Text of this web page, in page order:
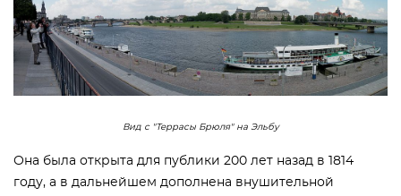
Вид с "Террасы Брюля" на Эльбу
Она была открыта для публики 200 лет назад в 1814
году, а в дальнейшем дополнена внушительной